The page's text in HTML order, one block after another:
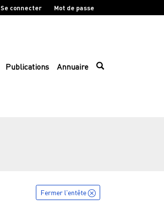
Se connecter Mot de passe
Publications Annuaire
Fermer l'entête